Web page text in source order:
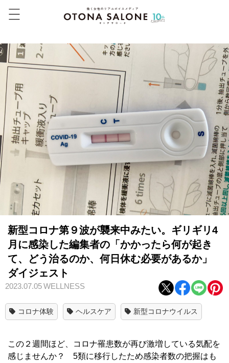
新型コロナ第９波が襲来中みたい。ギリギリ4
月に感染した編集者の「かかったら何が起き
て、どう治るのか、何日休む必要があるか」
ダイジェスト
2023.07.05WELLNESS
コロナ体験 ヘルスケア 新型コロナウイルス
この２週間ほど、コロナ罹患数が再び激増している気配を
感じませんか？ 5類に移行したため感染者数の把握はも